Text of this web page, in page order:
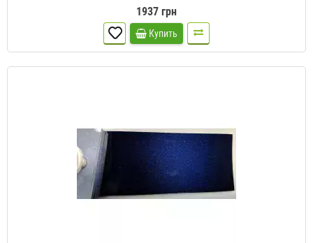
1937 грн
Купить